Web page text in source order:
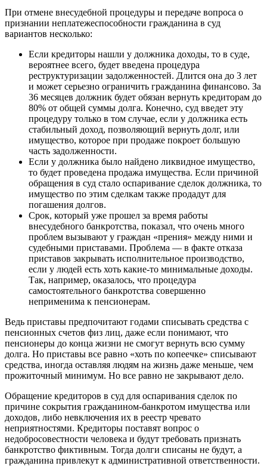
При отмене внесудебной процедуры и передаче вопроса о
признании неплатежеспособности гражданина в суд
вариантов несколько:
Если кредиторы нашли у должника доходы, то в суде,
вероятнее всего, будет введена процедура
реструктуризации задолженностей. Длится она до 3 лет
и может серьезно ограничить гражданина финансово. За
36 месяцев должник будет обязан вернуть кредиторам до
80% от общей суммы долга. Конечно, суд введет эту
процедуру только в том случае, если у должника есть
стабильный доход, позволяющий вернуть долг, или
имущество, которое при продаже покроет большую
часть задолженности.
Если у должника было найдено ликвидное имущество,
то будет проведена продажа имущества. Если причиной
обращения в суд стало оспаривание сделок должника, то
имущество по этим сделкам также продадут для
погашения долгов.
Срок, который уже прошел за время работы
внесудебного банкротства, показал, что очень много
проблем вызывают у граждан «прения» между ними и
судебными приставами. Проблема — в факте отказа
приставов закрывать исполнительное производство,
если у людей есть хоть какие-то минимальные доходы.
Так, например, оказалось, что процедура
самостоятельного банкротства совершенно
неприменима к пенсионерам.
Ведь приставы предпочитают годами списывать средства с
пенсионных счетов физ лиц, даже если понимают, что
пенсионеры до конца жизни не смогут вернуть всю сумму
долга. Но приставы все равно «хоть по копеечке» списывают
средства, иногда оставляя людям на жизнь даже меньше, чем
прожиточный минимум. Но все равно не закрывают дело.
Обращение кредиторов в суд для оспаривания сделок по
причине сокрытия гражданином-банкротом имущества или
доходов, либо невключения их в реестр чревато
неприятностями. Кредиторы поставят вопрос о
недобросовестности человека и будут требовать признать
банкротство фиктивным. Тогда долги списаны не будут, а
гражданина привлекут к административной ответственности.